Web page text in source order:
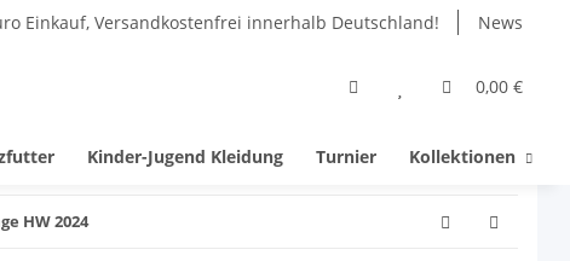
Einkauf, Versandkostenfrei innerhalb Deutschland! News
0,00 €
Kinder-Jugend Kleidung Turnier Kollektionen
HW 2024